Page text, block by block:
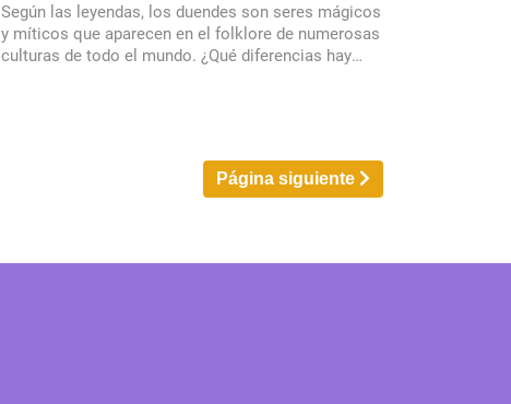
Según las leyendas, los duendes son seres mágicos
y míticos que aparecen en el folklore de numerosas
culturas de todo el mundo. ¿Qué diferencias hay
Página siguiente